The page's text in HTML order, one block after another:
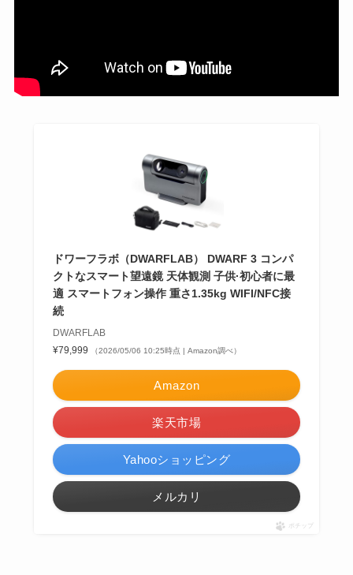
ドワーフラボ（DWARFLAB） DWARF 3 コンパ
クトなスマート望遠鏡 天体観測 子供·初心者に最
適 スマートフォン操作 重さ1.35kg WIFI/NFC接
続
DWARFLAB
¥79,999
（2026/05/06 10:25時点 | Amazon調べ）
Amazon
楽天市場
Yahooショッピング
メルカリ
ポチップ